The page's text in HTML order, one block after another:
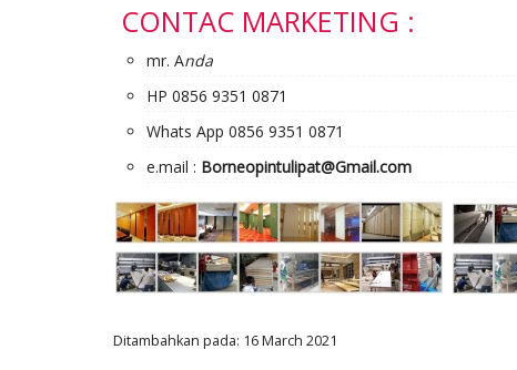
CONTAC MARKETING :
mr. Anda
HP 0856 9351 0871
Whats App 0856 9351 0871
e.mail : Borneopintulipat@Gmail.com
Ditambahkan pada: 16 March 2021